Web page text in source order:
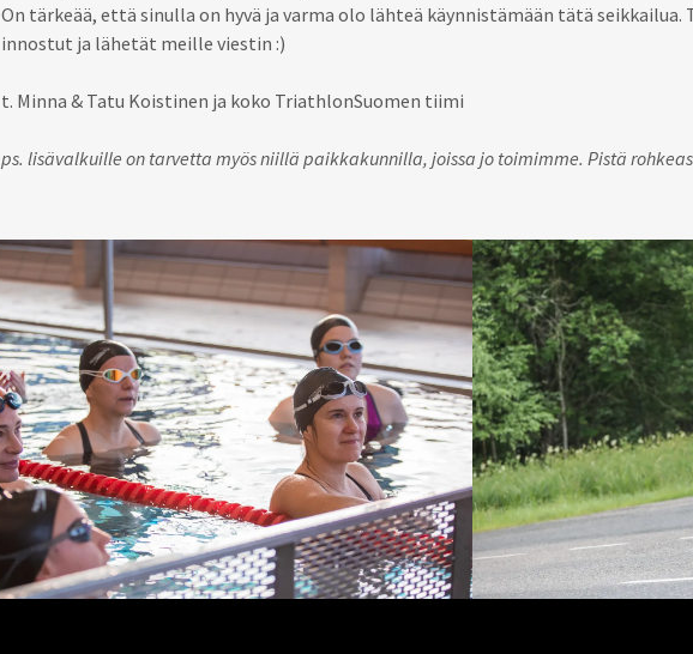
On tärkeää, että sinulla on hyvä ja varma olo lähteä käynnistämään tätä seikkailua.
innostut ja lähetät meille viestin :)
t. Minna & Tatu Koistinen ja koko TriathlonSuomen tiimi
ps. lisävalkuille on tarvetta myös niillä paikkakunnilla, joissa jo toimimme. Pistä